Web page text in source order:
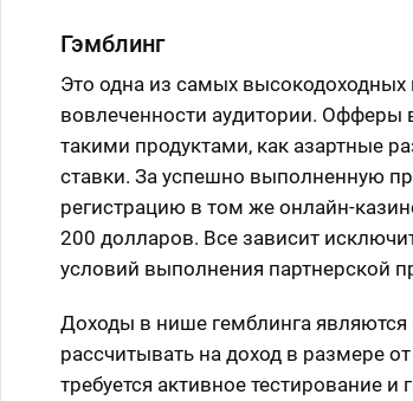
Гэмблинг
Это одна из самых
вовлеченности аудитории. Офферы
такими продуктами, как азартные
ставки. За успешно выполненную
регистрацию в том же онлайн-
200 долларов. Все зависит
условий выполнения партнерской
Доходы в нише гемблинга
рассчитывать на доход в размере
требуется активное тестирование